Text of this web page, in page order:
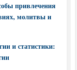
привлечения
молитвы и
и статистики: